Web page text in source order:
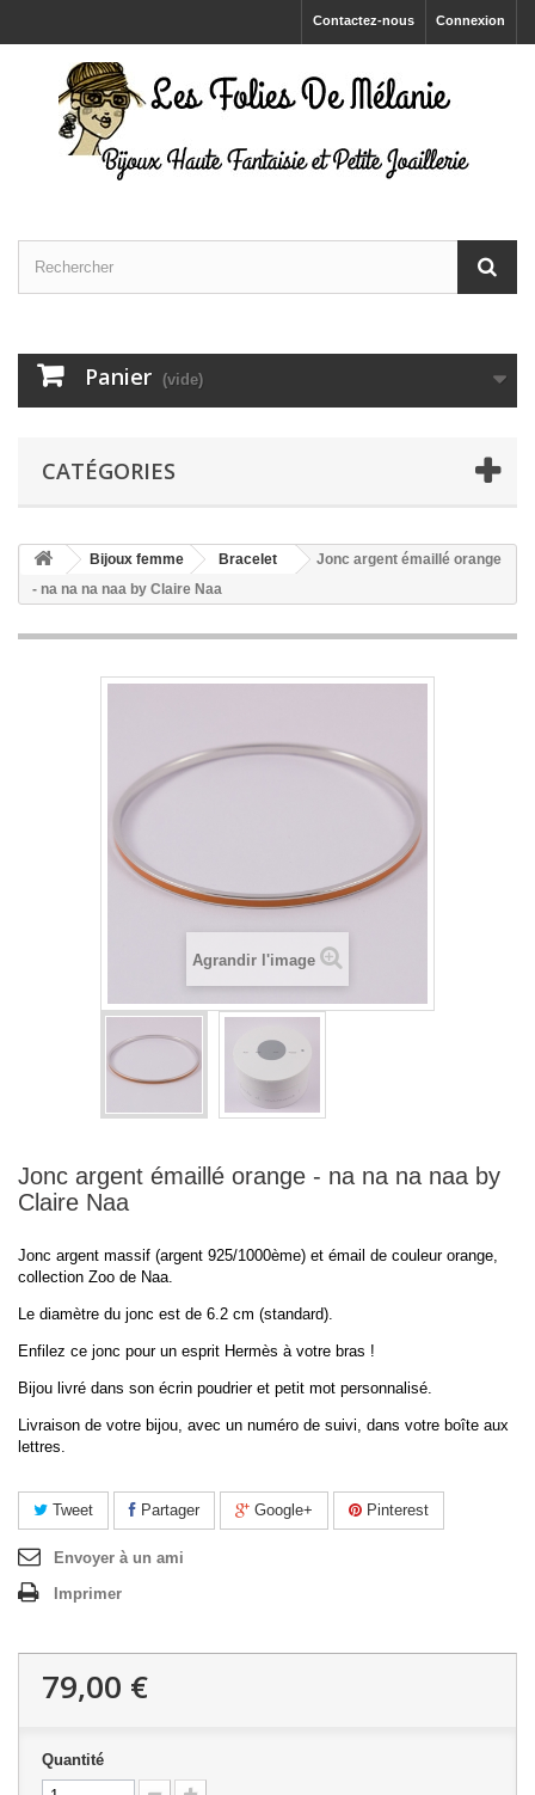
Connexion
Contactez-nous
Panier (vide)
CATÉGORIES
Bijoux femme Bracelet
Jonc argent émaillé orange
- na na na naa by Claire Naa
Agrandir l'image
Jonc argent émaillé orange - na na na naa by
Claire Naa
Jonc argent massif (argent 925/1000ème) et émail de couleur orange,
collection Zoo de Naa.
Le diamètre du jonc est de 6.2 cm (standard).
Enfilez ce jonc pour un esprit Hermès à votre bras !
Bijou livré dans son écrin poudrier et petit mot personnalisé.
Livraison de votre bijou, avec un numéro de suivi, dans votre boîte aux
lettres.
Tweet Partager Google+ Pinterest
Envoyer à un ami
Imprimer
79,00 €
Quantité